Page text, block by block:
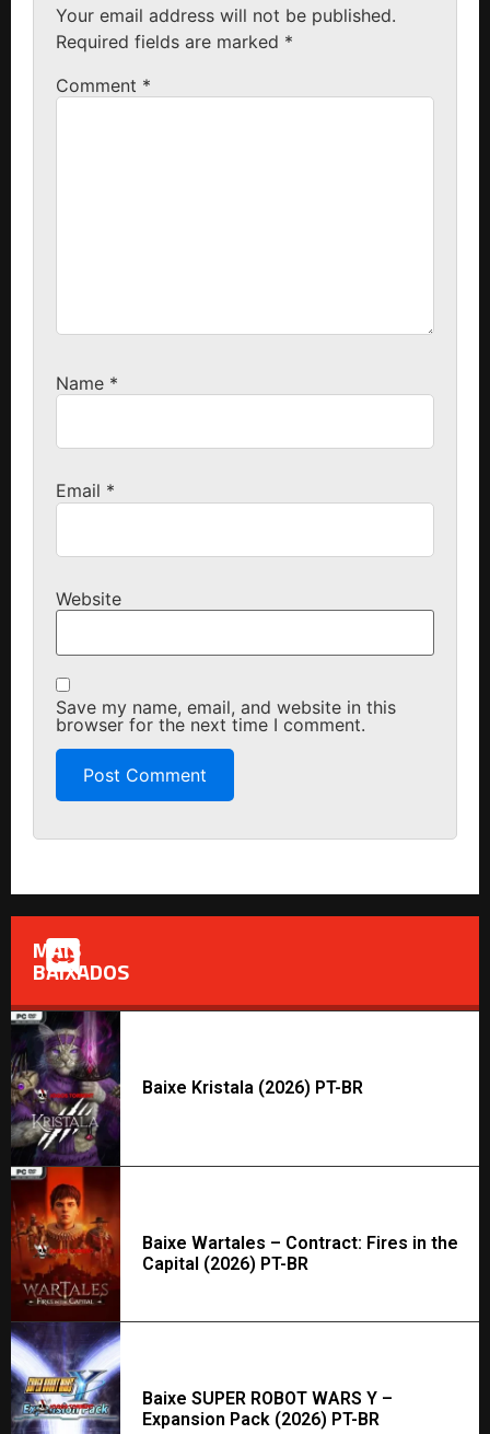
Your email address will not be published.
Required fields are marked *
Comment *
Name *
Email *
Website
Save my name, email, and website in this
browser for the next time I comment.
MAIS
BAIXADOS
Baixe Kristala (2026) PT-BR
Baixe Wartales – Contract: Fires in the
Capital (2026) PT-BR
Baixe SUPER ROBOT WARS Y –
Expansion Pack (2026) PT-BR